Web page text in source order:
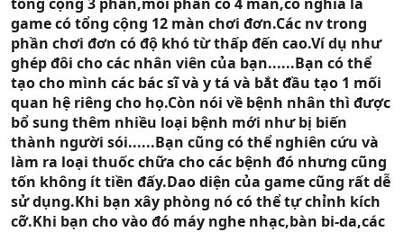
game có tổng cộng 12 màn chơi đơn.Các nv trong
phần chơi đơn có độ khó từ thấp đến cao.Ví dụ như
ghép đôi cho các nhân viên của bạn......Bạn có thể
tạo cho mình các bác sĩ và y tá và bắt đầu tạo 1 mối
quan hệ riêng cho họ.Còn nói về bệnh nhân thì được
bổ sung thêm nhiều loại bệnh mới như bị biến
thành người sói......Bạn cũng có thể nghiên cứu và
làm ra loại thuốc chữa cho các bệnh đó nhưng cũng
tốn không ít tiền đấy.Dao diện của game cũng rất dễ
sử dụng.Khi bạn xây phòng nó có thể tự chỉnh kích
cỡ.Khi bạn cho vào đó máy nghe nhạc,bàn bi-da,các